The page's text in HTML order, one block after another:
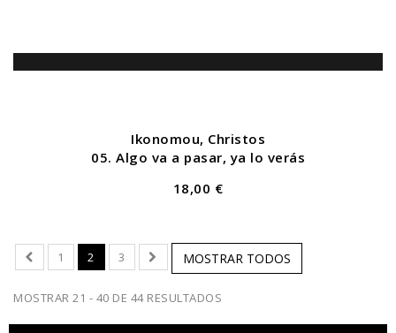
Ikonomou, Christos
05. Algo va a pasar, ya lo verás
18,00 €
MOSTRAR TODOS
1 2 3
MOSTRAR 21 - 40 DE 44 RESULTADOS